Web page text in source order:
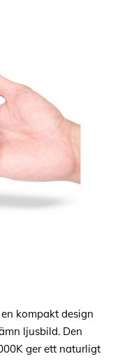
kompakt design
ljusbild. Den
ger ett naturligt